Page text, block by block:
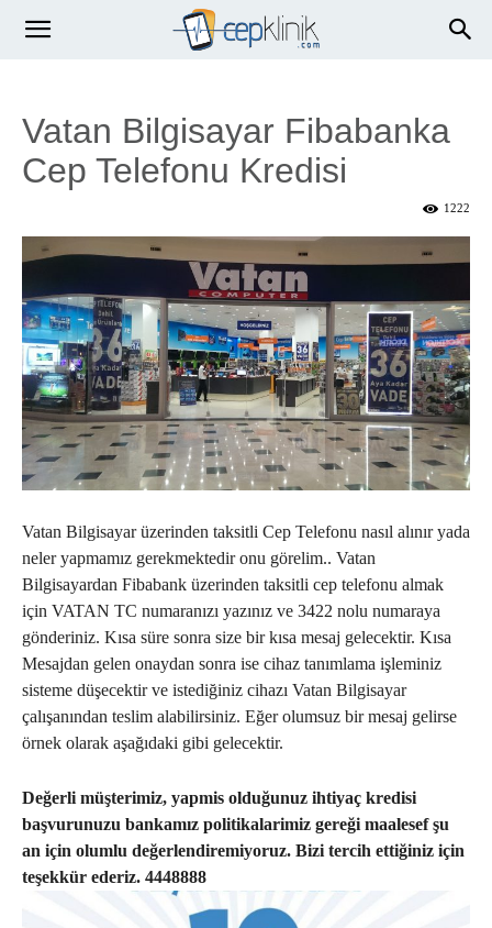
Vatan Bilgisayar Fibabanka
Cep Telefonu Kredisi
1222
Vatan Bilgisayar üzerinden taksitli Cep Telefonu nasıl alınır yada
neler yapmamız gerekmektedir onu görelim.. Vatan
Bilgisayardan Fibabank üzerinden taksitli cep telefonu almak
için VATAN TC numaranızı yazınız ve 3422 nolu numaraya
gönderiniz. Kısa süre sonra size bir kısa mesaj gelecektir. Kısa
Mesajdan gelen onaydan sonra ise cihaz tanımlama işleminiz
sisteme düşecektir ve istediğiniz cihazı Vatan Bilgisayar
çalışanından teslim alabilirsiniz. Eğer olumsuz bir mesaj gelirse
örnek olarak aşağıdaki gibi gelecektir.
Değerli müşterimiz, yapmis olduğunuz ihtiyaç kredisi
başvurunuzu bankamız politikalarimiz gereği maalesef şu
an için olumlu değerlendiremiyoruz. Bizi tercih ettiğiniz için
teşekkür ederiz. 4448888